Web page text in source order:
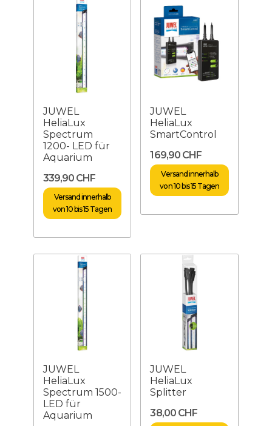
JUWEL
HeliaLux
Spectrum
1200- LED für
Aquarium
339,90 CHF
Versand innerhalb
von 10 bis 15 Tagen
JUWEL
HeliaLux
SmartControl
169,90 CHF
Versand innerhalb
von 10 bis 15 Tagen
JUWEL
HeliaLux
Spectrum 1500-
LED für
Aquarium
JUWEL
HeliaLux
Splitter
38,00 CHF